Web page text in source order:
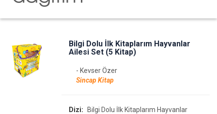
Bilgi Dolu İlk Kitaplarım Hayvanlar
Ailesi Set (5 Kitap)
- Kevser Özer
Sincap Kitap
Dizi:
Bilgi Dolu İlk Kitaplarım Hayvanlar